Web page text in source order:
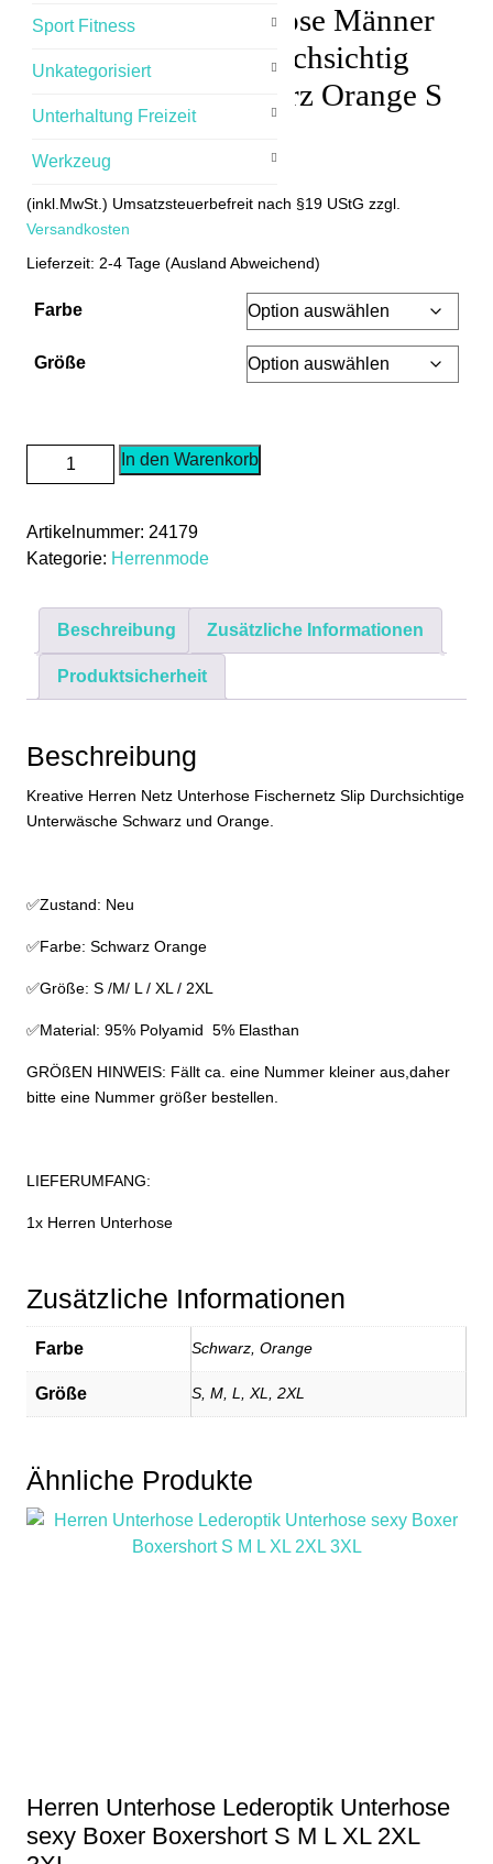
Sport Fitness
Unkategorisiert
Unterhaltung Freizeit
Werkzeug
Herren Netz Unterhose Männer
Fischernetz Slip Durchsichtig
Unterwäsche Schwarz Orange S
M L XL 2XL
18,70€
(inkl.MwSt.) Umsatzsteuerbefreit nach §19 UStG zzgl.
Versandkosten
Lieferzeit: 2-4 Tage (Ausland Abweichend)
Farbe
Größe
Herren
Netz
Männer
Fischernetz
Durchsichtig
Unterwäsche
Schwarz
Orange
M
XL
2XL
In den Warenkorb
Artikelnummer: 24179
Kategorie: Herrenmode
Beschreibung Zusätzliche Informationen
Produktsicherheit
Beschreibung
Kreative Herren Netz Unterhose Fischernetz Slip Durchsichtige
Unterwäsche Schwarz und Orange.
✅Zustand: Neu
✅Farbe: Schwarz Orange
✅Größe: S /M/ L / XL / 2XL
✅Material: 95% Polyamid 5% Elasthan
GRÖßEN HINWEIS: Fällt ca. eine Nummer kleiner aus,daher
bitte eine Nummer größer bestellen.
LIEFERUMFANG:
1x Herren Unterhose
Zusätzliche Informationen
Farbe Schwarz, Orange
Größe S, M, L, XL, 2XL
Ähnliche Produkte
Herren Unterhose Lederoptik Unterhose
sexy Boxer Boxershort S M L XL 2XL